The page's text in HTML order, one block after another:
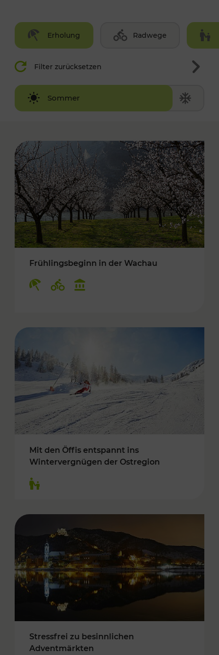
Erholung Radwege
Filter zurücksetzen
Sommer
Winter
Frühlingsbeginn in der Wachau
Mit den Öffis entspannt ins
Wintervergnügen der Ostregion
Stressfrei zu besinnlichen
Adventmärkten